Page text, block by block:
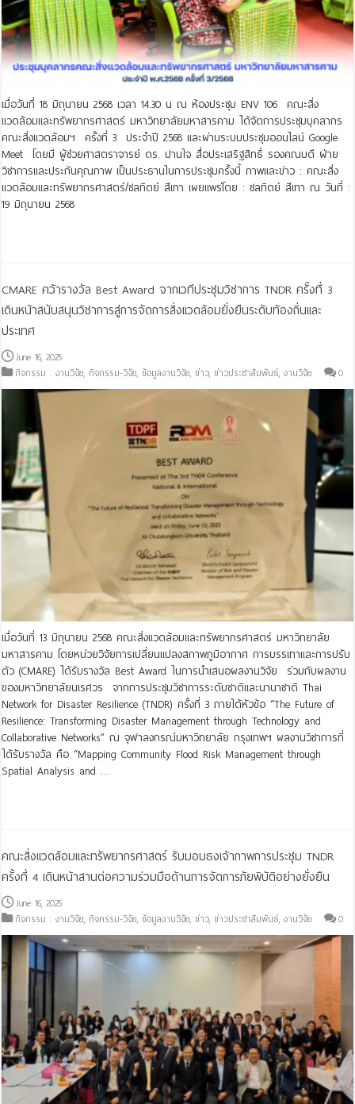
เมื่อวันที่ 18 มิถุนายน 2568 เวลา 14.30 น ณ ห้องประชุม ENV 106 คณะสิ่ง
แวดล้อมและทรัพยากรศาสตร์ มหาวิทยาลัยมหาสารคาม ได้จัดการประชุมบุคลากร
คณะสิ่งแวดล้อมฯ ครั้งที่ 3 ประจำปี 2568 และผ่านระบบประชุมออนไลน์ Google
Meet โดยมี ผู้ช่วยศาสตราจารย์ ดร. ปานใจ สื่อประเสริฐสิทธิ์ รองคณบดี ฝ่าย
วิชาการและประกันคุณภาพ เป็นประธานในการประชุมครั้งนี้ ภาพและข่าว : คณะสิ่ง
แวดล้อมและทรัพยากรศาสตร์/ชลทิตย์ สีเทา เผยแพร่โดย : ชลทิตย์ สีเทา ณ วันที่ :
19 มิถุนายน 2568
CMARE คว้ารางวัล Best Award จากเวทีประชุมวิชาการ TNDR ครั้งที่ 3
เดินหน้าสนับสนุนวิชาการสู่การจัดการสิ่งแวดล้อมยั่งยืนระดับท้องถิ่นและ
ประเทศ
June 16, 2025
กิจกรรม : งานวิจัย,กิจกรรม-วิจัย,ข้อมูลงานวิจัย,ข่าว,ข่าวประชาสัมพันธ์,งานวิจัย 0
เมื่อวันที่ 13 มิถุนายน 2568 คณะสิ่งแวดล้อมและทรัพยากรศาสตร์ มหาวิทยาลัย
มหาสารคาม โดยหน่วยวิจัยการเปลี่ยนแปลงสภาพภูมิอากาศ การบรรเทาและการปรับ
ตัว (CMARE) ได้รับรางวัล Best Award ในการนำเสนอผลงานวิจัย ร่วมกับผลงาน
ของมหาวิทยาลัยนเรศวร จากการประชุมวิชาการระดับชาติและนานาชาติ Thai
Network for Disaster Resilience (TNDR) ครั้งที่ 3 ภายใต้หัวข้อ “The Future of
Resilience: Transforming Disaster Management through Technology and
Collaborative Networks” ณ จุฬาลงกรณ์มหาวิทยาลัย กรุงเทพฯ ผลงานวิชาการที่
ได้รับรางวัล คือ “Mapping Community Flood Risk Management through
Spatial Analysis and …
คณะสิ่งแวดล้อมและทรัพยากรศาสตร์ รับมอบธงเจ้าภาพการประชุม TNDR
ครั้งที่ 4 เดินหน้าสานต่อความร่วมมือด้านการจัดการภัยพิบัติอย่างยั่งยืน
June 16, 2025
กิจกรรม : งานวิจัย,กิจกรรม-วิจัย,ข้อมูลงานวิจัย,ข่าว,ข่าวประชาสัมพันธ์,งานวิจัย 0